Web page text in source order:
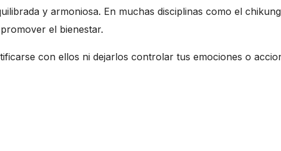
y armoniosa. En muchas disciplinas como el
el bienestar.
con ellos ni dejarlos controlar tus emociones o